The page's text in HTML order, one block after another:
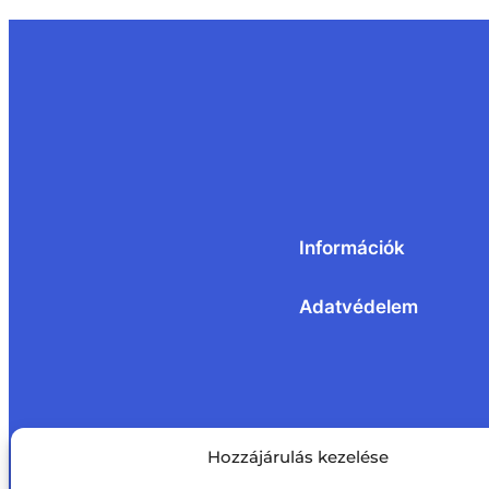
Hozzájárulás kezelése
Információk
Adatvédelem